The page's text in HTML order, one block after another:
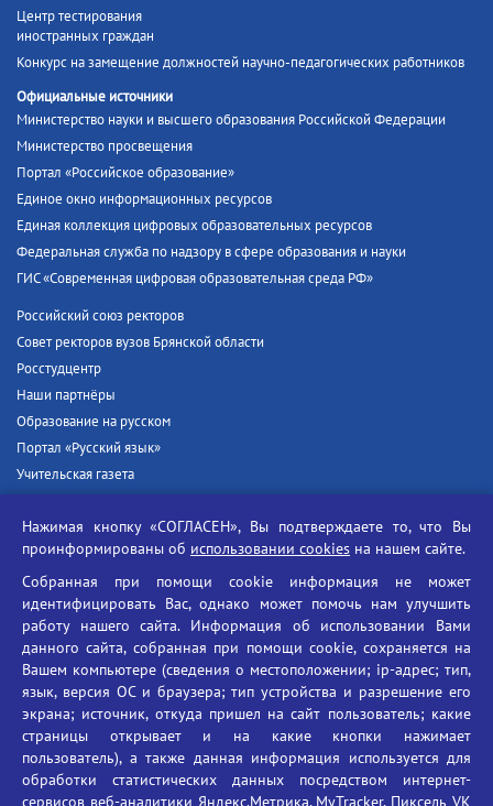
Центр тестирования
иностранных граждан
Конкурс на замещение должностей научно-педагогических работников
Официальные источники
Министерство науки и высшего образования Российской Федерации
Министерство просвещения
Портал «Российское образование»
Единое окно информационных ресурсов
Единая коллекция цифровых образовательных ресурсов
Федеральная служба по надзору в сфере образования и науки
ГИС «Современная цифровая образовательная среда РФ»
Российский союз ректоров
Совет ректоров вузов Брянской области
Росстудцентр
Наши партнёры
Образование на русском
Портал «Русский язык»
Учительская газета
Единый портал государственных услуг
Противодействие угрозам информационной безопасности
Социальные ролики - Генеральная прокуратура РФ
Противодействие коррупции
БГУ против наркотиков
Брянский государственный университет
имени академика И.Г. Петровского
Время работы: пн-пт 09:00-18:00
Нажимая кнопку «СОГЛАСЕН», Вы подтверждаете то, что Вы
проинформированы об использовании cookies на нашем сайте.
Собранная при помощи cookie информация не может
идентифицировать Вас, однако может помочь нам улучшить
работу нашего сайта. Информация об использовании Вами
данного сайта, собранная при помощи cookie, сохраняется на
Вашем компьютере (сведения о местоположении; ip-адрес; тип,
язык, версия ОС и браузера; тип устройства и разрешение его
экрана; источник, откуда пришел на сайт пользователь; какие
страницы открывает и на какие кнопки нажимает
пользователь), а также данная информация используется для
обработки статистических данных посредством интернет-
сервисов веб-аналитики Яндекс.Метрика, MyTracker, Пиксель VK